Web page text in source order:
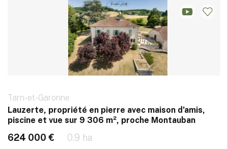
Tarn-et-Garonne
Lauzerte, propriété en pierre avec maison d’amis,
piscine et vue sur 9 306 m², proche Montauban
624 000 € 0.9 ha